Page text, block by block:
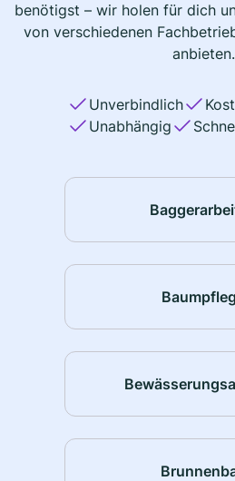
benötigst – wir holen für dich
von verschiedenen
anbieten.
Unverbindlich
Unabhängig